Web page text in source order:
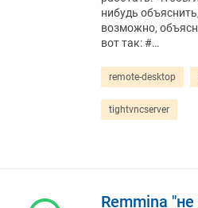
нибудь
возможно,
вот так: #…
remote-desktop
tightvncserver
Remmina